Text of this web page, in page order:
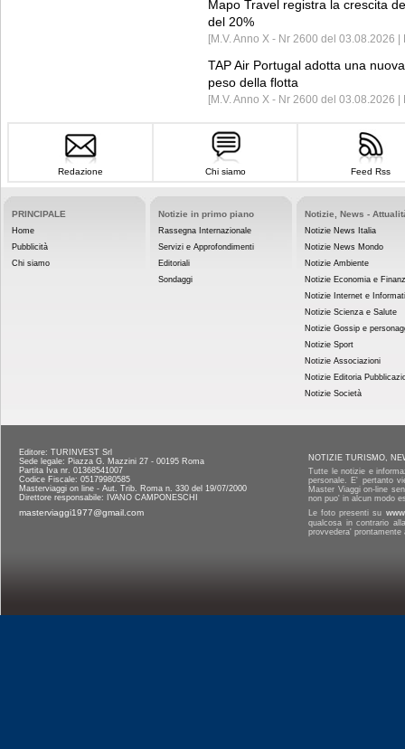
Mapo Travel registra la crescita
del 20%
[M.V. Anno X - Nr 2600 del 03.08.2026 |
TAP Air Portugal adotta una
peso della flotta
[M.V. Anno X - Nr 2600 del 03.08.2026
Redazione Chi siamo Feed Rss
PRINCIPALE
Home
Pubblicità
Chi siamo
Notizie in primo piano
Rassegna Internazionale
Servizi e Approfondimenti
Editoriali
Sondaggi
Notizie, News -
Notizie News Italia
Notizie News Mondo
Notizie Ambiente
Notizie Economia e
Notizie Internet e
Notizie Scienza e Salute
Notizie Gossip e
Notizie Sport
Notizie Associazioni
Notizie Editoria
Notizie Società
Editore: TURINVEST Srl
Sede legale: Piazza G. Mazzini 27 - 00195 Roma
Partita Iva nr. 01368541007
Codice Fiscale: 05179980585
Masterviaggi on line - Aut. Trib. Roma n. 330 del 19/07/2000
Direttore responsabile: IVANO CAMPONESCHI
masterviaggi1977@gmail.com
NOTIZIE TURISMO,
Tutte le notizie e
personale. E' pertanto
Master Viaggi on-line
non puo' in alcun modo
Le foto presenti su
qualcosa in contrario
provvedera'